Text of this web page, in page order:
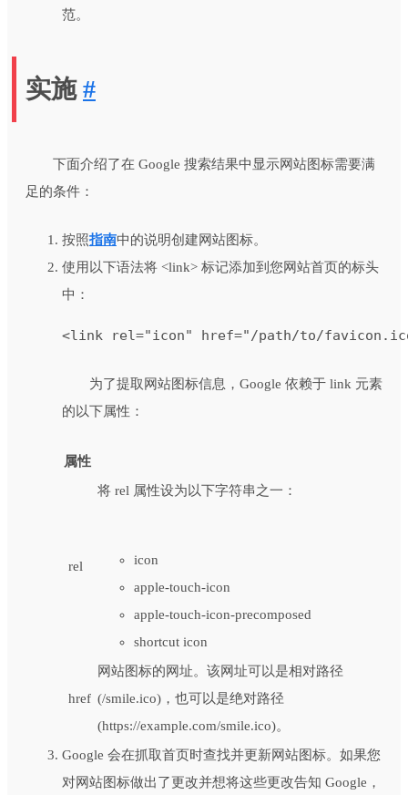
范。
实施#
下面介绍了在 Google 搜索结果中显示网站图标需要满
足的条件：
按照指南中的说明创建网站图标。
使用以下语法将 <link> 标记添加到您网站首页的标头
中：
<link rel="icon" href="/path/to/
为了提取网站图标信息，Google 依赖于 link 元素
的以下属性：
属性
rel
将 rel 属性设为以下字符串之一：
icon
apple-touch-icon
apple-touch-icon-precomposed
shortcut icon
href
网站图标的网址。该网址可以是相对路径
(/smile.ico)，也可以是绝对路径
(https://example.com/smile.ico)。
Google 会在抓取首页时查找并更新网站图标。如果您
对网站图标做出了更改并想将这些更改告知 Google，